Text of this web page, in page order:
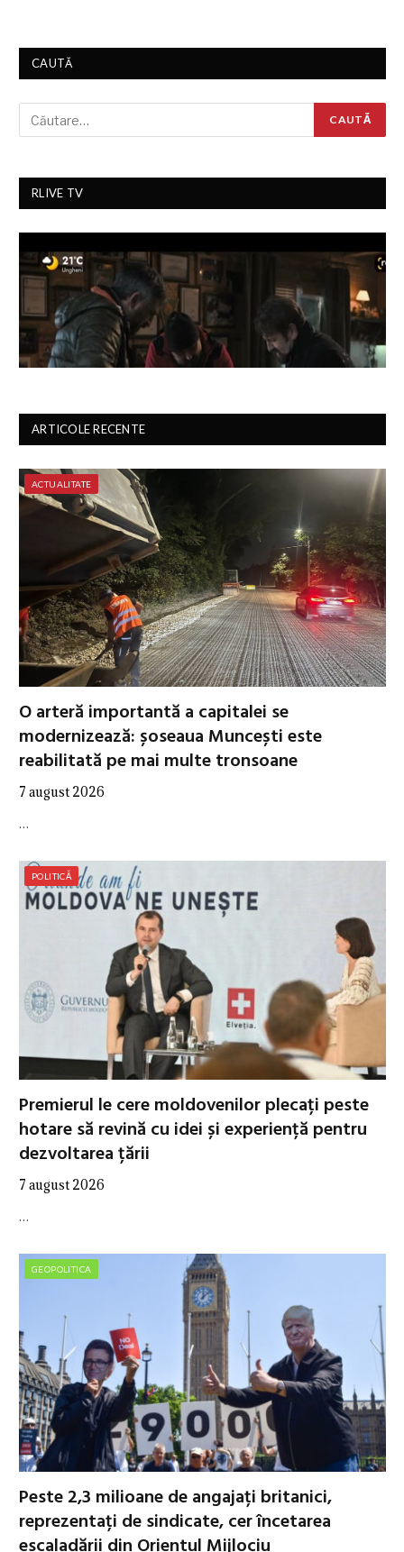
CAUTĂ
RLIVE TV
ARTICOLE RECENTE
ACTUALITATE
O arteră importantă a capitalei se
modernizează: șoseaua Muncești este
reabilitată pe mai multe tronsoane
7 august 2026
…
POLITICĂ
Premierul le cere moldovenilor plecați peste
hotare să revină cu idei și experiență pentru
dezvoltarea țării
7 august 2026
…
GEOPOLITICA
Peste 2,3 milioane de angajați britanici,
reprezentați de sindicate, cer încetarea